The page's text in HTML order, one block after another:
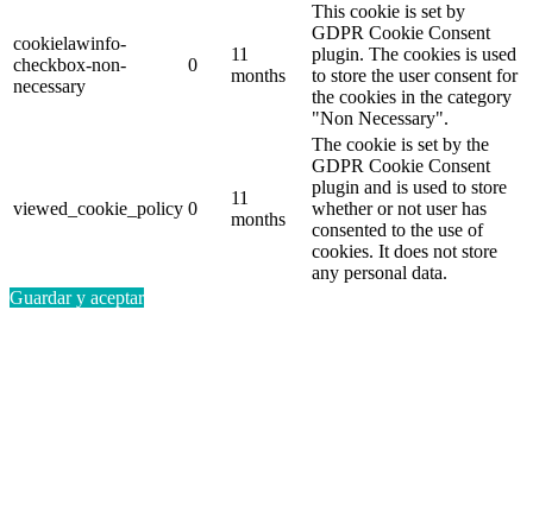
cookielawinfo-
checkbox-non-
necessary
0
11
months
This cookie is set by
GDPR Cookie Consent
plugin. The cookies is used
to store the user consent for
the cookies in the category
"Non Necessary".
viewed_cookie_policy 0
11
months
The cookie is set by the
GDPR Cookie Consent
plugin and is used to store
whether or not user has
consented to the use of
cookies. It does not store
any personal data.
Guardar y aceptar